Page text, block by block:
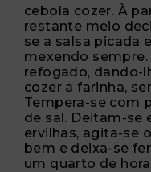
cebola cozer. À
restante meio
se a salsa picada
mexendo
refogado, dando-
cozer a farinha,
Tempera-se com
de sal. Deitam-se
ervilhas, agita-se
bem e deixa-se
um quarto de